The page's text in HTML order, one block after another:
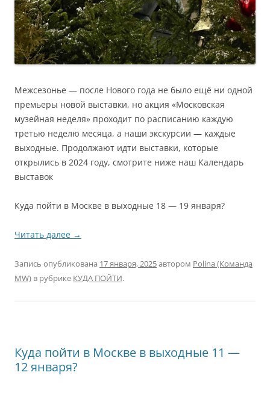
Межсезонье — после Нового года не было ещё ни одной
премьеры новой выставки, но акция «Московская
музейная неделя» проходит по расписанию каждую
третью неделю месяца, а наши экскурсии — каждые
выходные. Продолжают идти выставки, которые
открылись в 2024 году, смотрите ниже наш Календарь
выставок
Куда пойти в Москве в выходные 18 — 19 января?
Читать далее →
Запись опубликована 17 января, 2025автором Polina (Команда
MW) в рубрике КУДА ПОЙТИ.
Куда пойти в Москве в выходные 11 —
12 января?